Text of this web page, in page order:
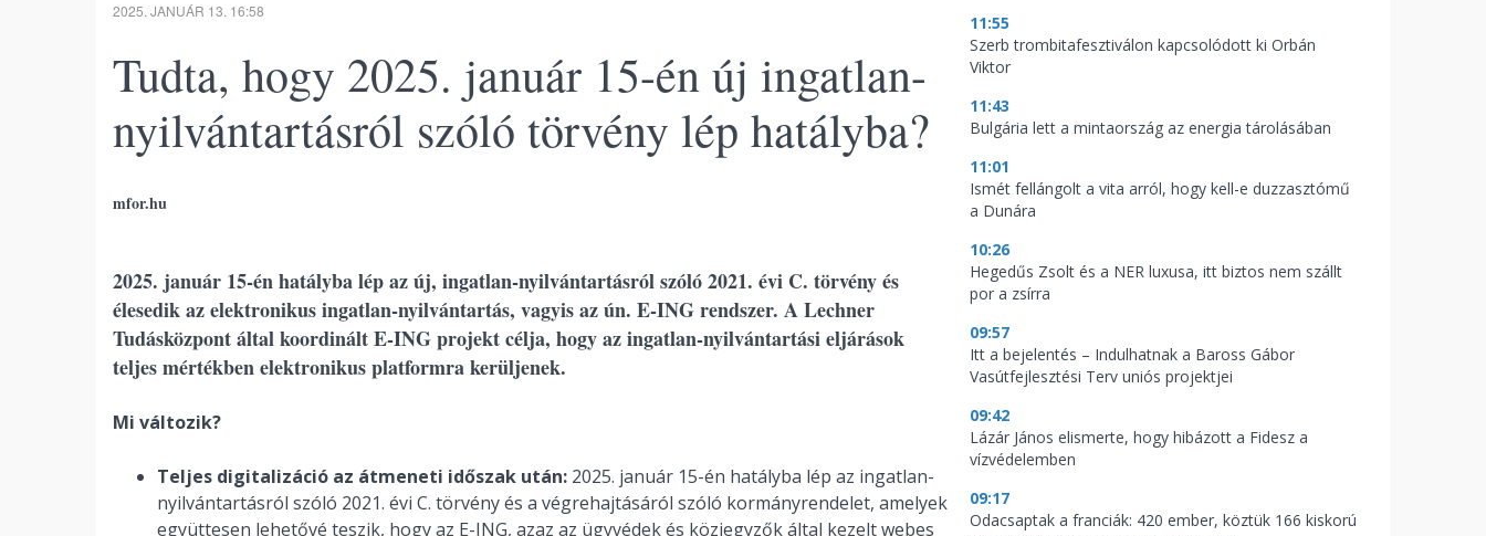
2025. JANUÁR 13. 16:58
Tudta, hogy 2025. január 15-én új ingatlan-
nyilvántartásról szóló törvény lép hatályba?
mfor.hu
2025. január 15-én hatályba lép az új, ingatlan-nyilvántartásról szóló 2021. évi C. törvény és
élesedik az elektronikus ingatlan-nyilvántartás, vagyis az ún. E-ING rendszer. A Lechner
Tudásközpont által koordinált E-ING projekt célja, hogy az ingatlan-nyilvántartási eljárások
teljes mértékben elektronikus platformra kerüljenek.
Mi változik?
Teljes digitalizáció az átmeneti időszak után: 2025. január 15-én hatályba lép az ingatlan-
nyilvántartásról szóló 2021. évi C. törvény és a végrehajtásáról szóló kormányrendelet, amelyek
együttesen lehetővé teszik, hogy az E-ING, azaz az ügyvédek és közjegyzők által kezelt webes
11:55
Szerb trombitafesztiválon kapcsolódott ki Orbán
Viktor
11:43
Bulgária lett a mintaország az energia tárolásában
11:01
Ismét fellángolt a vita arról, hogy kell-e duzzasztómű
a Dunára
10:26
Hegedűs Zsolt és a NER luxusa, itt biztos nem szállt
por a zsírra
09:57
Itt a bejelentés – Indulhatnak a Baross Gábor
Vasútfejlesztési Terv uniós projektjei
09:42
Lázár János elismerte, hogy hibázott a Fidesz a
vízvédelemben
09:17
Odacsaptak a franciák: 420 ember, köztük 166 kiskorú